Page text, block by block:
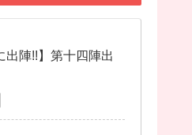
出陣!!】第十四陣出